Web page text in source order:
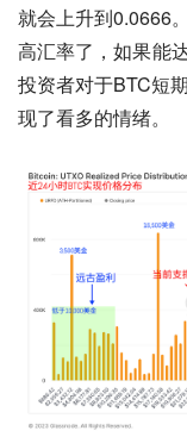
就会上升到0.0666
高汇率了，如果能
投资者对于BTC短
现了看多的情绪。